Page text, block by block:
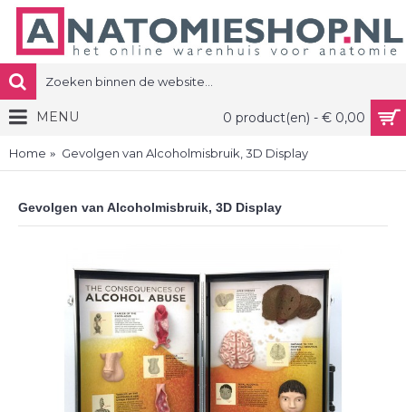
0 product(en) - € 0,00
MENU
Home Gevolgen van Alcoholmisbruik, 3D Display
Gevolgen van Alcoholmisbruik, 3D Display